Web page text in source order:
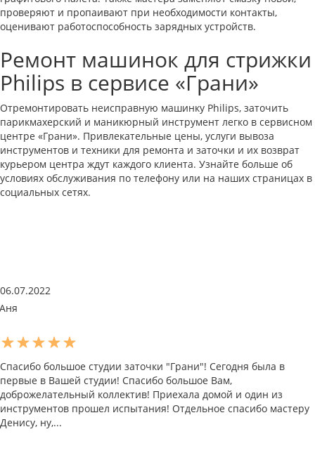
проверяют и пропаивают при необходимости контакты,
оценивают работоспособность зарядных устройств.
Ремонт машинок для стрижки
Philips в сервисе «Грани»
Отремонтировать неисправную машинку Philips, заточить
парикмахерский и маникюрный инструмент легко в сервисном
центре «Грани». Привлекательные цены, услуги вывоза
инструментов и техники для ремонта и заточки и их возврат
курьером центра ждут каждого клиента. Узнайте больше об
условиях обслуживания по телефону или на наших страницах в
социальных сетях.
06.07.2022
Аня
Спасибо большое студии заточки "Грани"! Сегодня была в
первые в Вашей студии! Спасибо большое Вам,
доброжелательный коллектив! Приехала домой и один из
инструментов прошел испытания! Отдельное спасибо мастеру
Денису, ну,...